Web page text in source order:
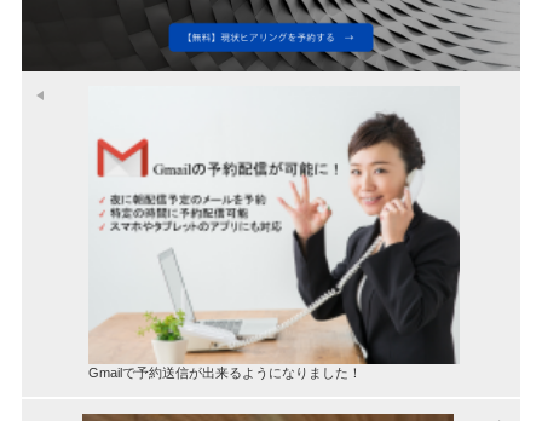
Gmailで予約送信が出来るようになりました！